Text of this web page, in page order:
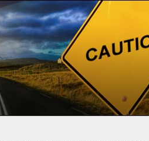
Platform dagangan
Untuk Rakan
Niaga
Kempen